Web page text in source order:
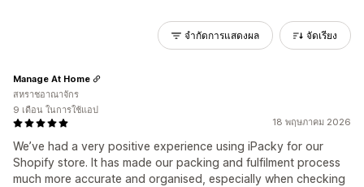
จำกัดการแสดงผล จัดเรียง
18 พฤษภาคม 2026
We’ve had a very positive experience using iPacky for our
Shopify store. It has made our packing and fulfilment process
much more accurate and organised, especially when checking
Manage At Home
สหราชอาณาจักร
9 เดือน ในการใช้แอป